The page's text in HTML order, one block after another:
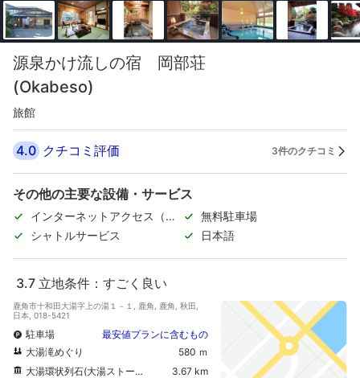
源泉かけ流しの宿 岡部荘
(Okabeso)
旅館
4.0 クチコミ評価 3件のクチコミ
その他の主要な設備・サービス
インターネットアクセス（無
料）
無料駐車場
シャトルサービス
日本語
3.7 立地条件：すごく良い
鹿角市十和田大湯字上の湯１－１, 鹿角, 鹿角, 秋田,
日本, 018-5421
駐車場
最安値プランに含むもの
大湯滝めぐり
580 ｍ
大湯環状列石(大湯ストーンサークル)
3.67 km